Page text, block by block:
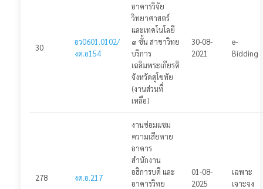
30
อว0601.0102/
งด.อ154
อาคารวิจัย
วิทยาศาสตร์
และเทคโนโลยี
๓ ชั้น สาขาวิทย
บริการ
เฉลิมพระเกียรติ
จังหวัดสุโขทัย
(งานส่วนที่
เหลือ)
30-08-
2021
e-
Bidding
278 งด.อ.217
งานซ่อมแซม
ความเสียหาย
อาคาร
สำนักงาน
อธิการบดี และ
อาคารวิทย
01-08-
2025
เฉพาะ
เจาะจง